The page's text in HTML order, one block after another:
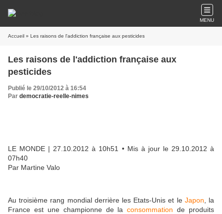
MENU
Accueil » Les raisons de l'addiction française aux pesticides
Les raisons de l'addiction française aux
pesticides
Publié le 29/10/2012 à 16:54
Par democratie-reelle-nimes
LE MONDE | 27.10.2012 à 10h51 • Mis à jour le 29.10.2012 à
07h40
Par Martine Valo
Au troisième rang mondial derrière les Etats-Unis et le Japon , la
France est une championne de laconsommation de produits